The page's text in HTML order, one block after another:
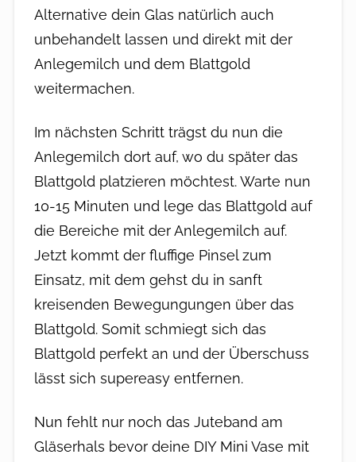
Alternative dein Glas natürlich auch
unbehandelt lassen und direkt mit der
Anlegemilch und dem Blattgold
weitermachen.
Im nächsten Schritt trägst du nun die
Anlegemilch dort auf, wo du später das
Blattgold platzieren möchtest. Warte nun
10-15 Minuten und lege das Blattgold auf
die Bereiche mit der Anlegemilch auf.
Jetzt kommt der fluffige Pinsel zum
Einsatz, mit dem gehst du in sanft
kreisenden Bewegungungen über das
Blattgold. Somit schmiegt sich das
Blattgold perfekt an und der Überschuss
lässt sich supereasy entfernen.
Nun fehlt nur noch das Juteband am
Gläserhals bevor deine DIY Mini Vase mit